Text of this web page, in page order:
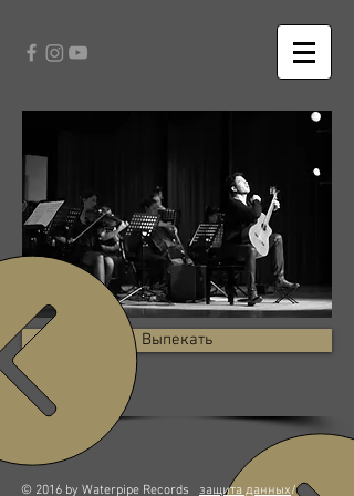
Выпекать
© 2016 by Waterpipe Records защита данных/